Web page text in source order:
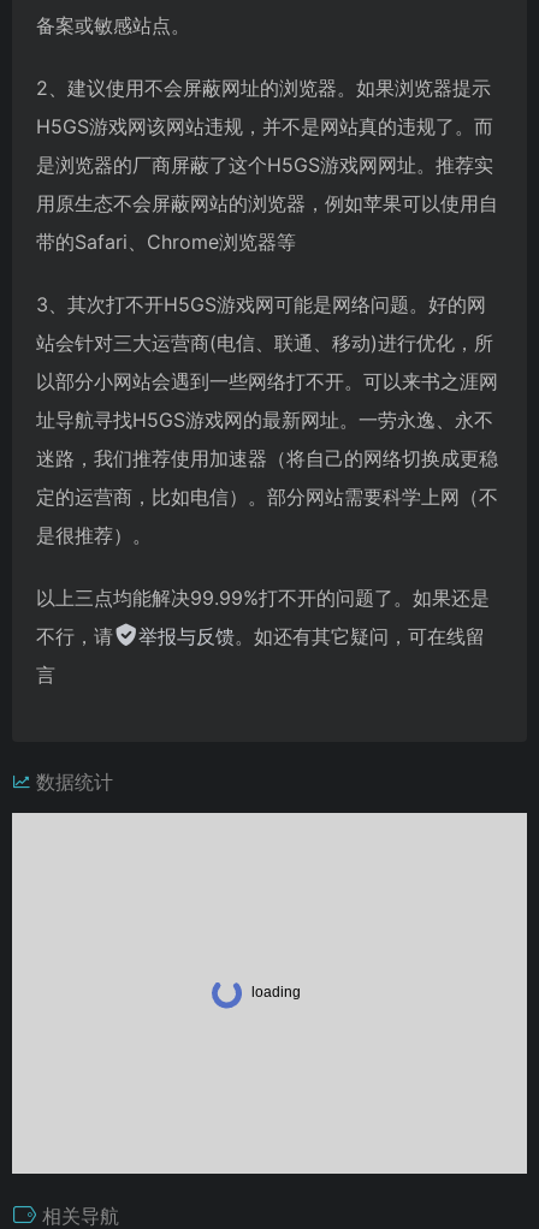
备案或敏感站点。
2、建议使用不会屏蔽网址的浏览器。如果浏览器提示
H5GS游戏网该网站违规，并不是网站真的违规了。而
是浏览器的厂商屏蔽了这个H5GS游戏网网址。推荐实
用原生态不会屏蔽网站的浏览器，例如苹果可以使用自
带的Safari、Chrome浏览器等
3、其次打不开H5GS游戏网可能是网络问题。好的网
站会针对三大运营商(电信、联通、移动)进行优化，所
以部分小网站会遇到一些网络打不开。可以来书之涯网
址导航寻找H5GS游戏网的最新网址。一劳永逸、永不
迷路，我们推荐使用加速器（将自己的网络切换成更稳
定的运营商，比如电信）。部分网站需要科学上网（不
是很推荐）。
以上三点均能解决99.99%打不开的问题了。如果还是
不行，请
举报与反馈。如还有其它疑问，可在线留
言
数据统计
相关导航